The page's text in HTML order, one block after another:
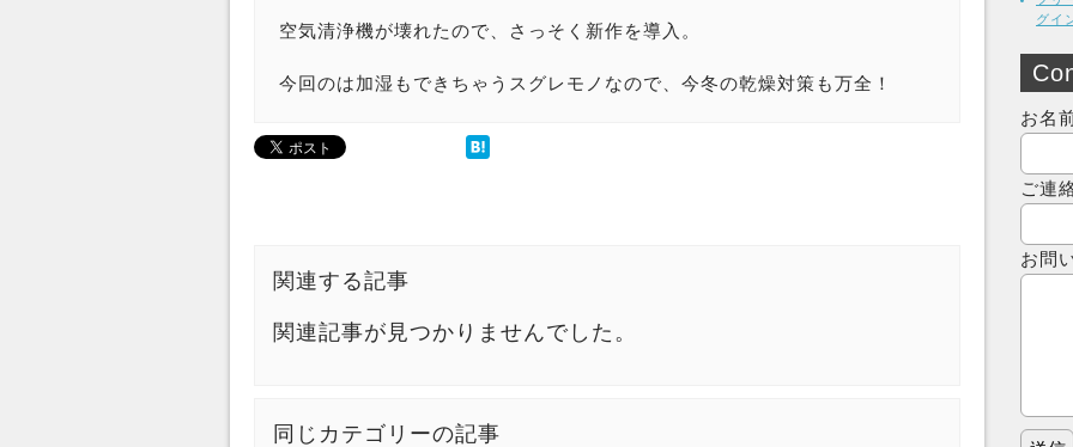
空気清浄機が壊れたので、さっそく新作を導入。
今回のは加湿もできちゃうスグレモノなので、今冬の乾燥対策も万全！
関連する記事
関連記事が見つかりませんでした。
同じカテゴリーの記事
グイ
お名
ご連
お問